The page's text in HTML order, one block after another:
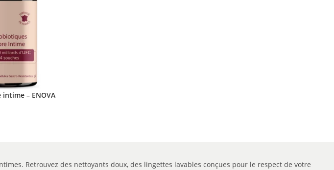
– ENOVA
Retrouvez des nettoyants doux, des lingettes lavables conçues pour le respect de votre